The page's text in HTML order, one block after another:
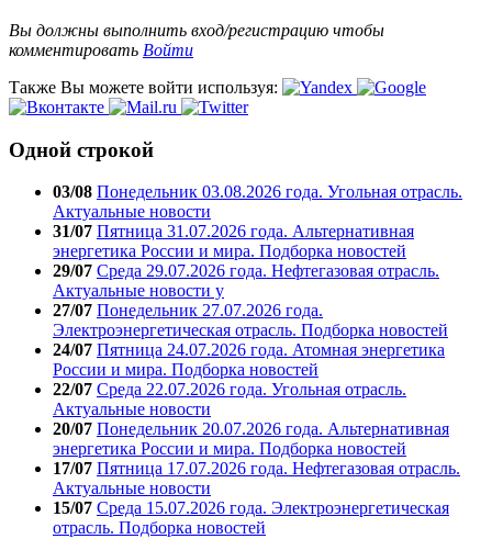
Вы должны выполнить вход/регистрацию чтобы
комментировать Войти
Также Вы можете войти используя:
Одной строкой
03/08 Понедельник 03.08.2026 года. Угольная отрасль.
Актуальные новости
31/07 Пятница 31.07.2026 года. Альтернативная
энергетика России и мира. Подборка новостей
29/07 Среда 29.07.2026 года. Нефтегазовая отрасль.
Актуальные новости у
27/07 Понедельник 27.07.2026 года.
Электроэнергетическая отрасль. Подборка новостей
24/07 Пятница 24.07.2026 года. Атомная энергетика
России и мира. Подборка новостей
22/07 Среда 22.07.2026 года. Угольная отрасль.
Актуальные новости
20/07 Понедельник 20.07.2026 года. Альтернативная
энергетика России и мира. Подборка новостей
17/07 Пятница 17.07.2026 года. Нефтегазовая отрасль.
Актуальные новости
15/07 Среда 15.07.2026 года. Электроэнергетическая
отрасль. Подборка новостей